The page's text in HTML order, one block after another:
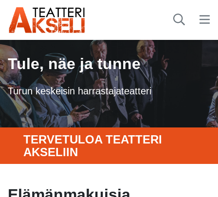
Tule, näe ja tunne
Turun keskeisin harrastajateatteri
TERVETULOA TEATTERI
AKSELIIN